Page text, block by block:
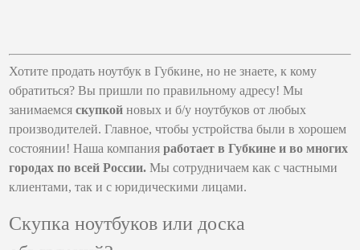
Хотите продать ноутбук в Губкине, но не знаете, к кому
обратиться? Вы пришли по правильному адресу! Мы
занимаемсяскупкой новых и б/у ноутбуков от любых
производителей. Главное, чтобы устройства были в хорошем
состоянии! Наша компанияработает в Губкине и во многих
городах по всей России. Мы сотрудничаем как с частными
клиентами, так и с юридическими лицами.
Скупка ноутбуков или доска